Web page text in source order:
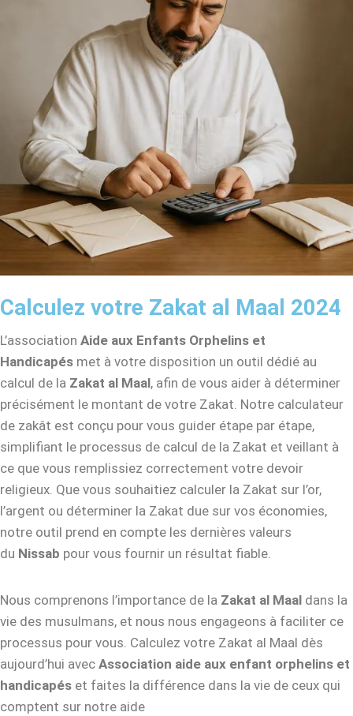
Calculez votre Zakat al Maal 2024
L’association Aide aux Enfants Orphelins et
Handicapés met à votre disposition un outil dédié au
calcul de la Zakat al Maal, afin de vous aider à déterminer
précisément le montant de votre Zakat. Notre calculateur
de zakât est conçu pour vous guider étape par étape,
simplifiant le processus de calcul de la Zakat et veillant à
ce que vous remplissiez correctement votre devoir
religieux. Que vous souhaitiez calculer la Zakat sur l’or,
l’argent ou déterminer la Zakat due sur vos économies,
notre outil prend en compte les dernières valeurs
du Nissab pour vous fournir un résultat fiable.
Nous comprenons l’importance de la Zakat al Maal dans la
vie des musulmans, et nous nous engageons à faciliter ce
processus pour vous. Calculez votre Zakat al Maal dès
aujourd’hui avec Association aide aux enfant orphelins et
handicapés et faites la différence dans la vie de ceux qui
comptent sur notre aide